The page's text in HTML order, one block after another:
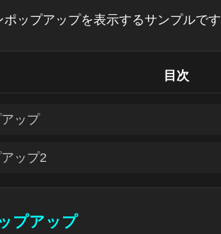
ップアップを表示するサンプルです
目次
ップ
ップ2
プアップ